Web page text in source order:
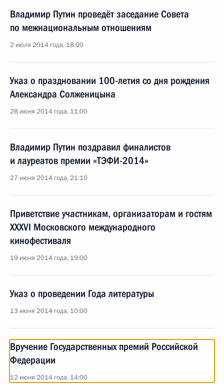
Владимир Путин проведёт заседание Совета
по межнациональным отношениям
2 июля 2014 года, 18:00
Указ о праздновании 100-летия со дня рождения
Александра Солженицына
28 июня 2014 года, 11:00
Владимир Путин поздравил финалистов
и лауреатов премии «ТЭФИ-2014»
27 июня 2014 года, 21:10
Приветствие участникам, организаторам и гостям
XXXVI Московского международного
кинофестиваля
19 июня 2014 года, 19:00
Указ о проведении Года литературы
13 июня 2014 года, 10:00
Вручение Государственных премий Российской
Федерации
12 июня 2014 года, 14:00